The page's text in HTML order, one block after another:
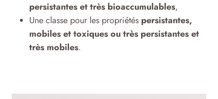
persistantes et très bioaccumulables,
Une classe pour les propriétés persistantes,
mobiles et toxiques ou très persistantes et
très mobiles.